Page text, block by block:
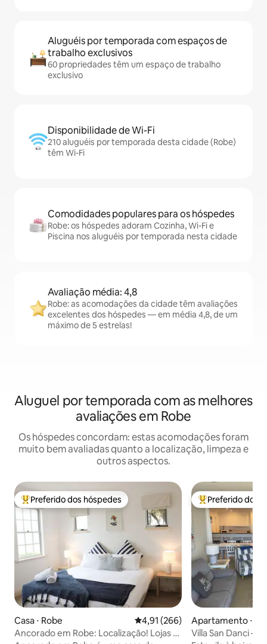
Aluguéis por temporada com espaços de
trabalho exclusivos
60 propriedades têm um espaço de trabalho
exclusivo
Disponibilidade de Wi-Fi
210 aluguéis por temporada desta cidade (Robe)
têm Wi-Fi
Comodidades populares para os hóspedes
Robe: os hóspedes adoram Cozinha, Wi-Fi e
Piscina nos aluguéis por temporada nesta cidade
Avaliação média: 4,8
Robe: as acomodações da cidade têm avaliações
excelentes dos hóspedes — em média 4,8, de um
máximo de 5 estrelas!
Aluguel por temporada com as melhores
avaliações em Robe
Os hóspedes concordam: estas acomodações foram
muito bem avaliadas quanto a localização, limpeza e
outros aspectos.
Entre os melhores preferidos dos hóspedes
Preferido dos hóspedes
Casa ⋅ Robe 4,91 de uma avaliação média de
4,91 (266)
Ancorado em Robe: Localização! Lojas a
Entre os
Preferido dos
Apartamento ⋅
Villa San Danci —